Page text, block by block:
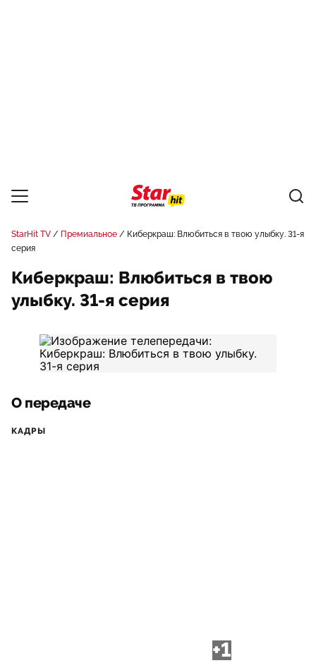
StarHit TV Премиальное
Киберкраш: Влюбиться в твою улыбку. 31-я
серия
Киберкраш: Влюбиться в твою
улыбку. 31-я серия
О передаче
КАДРЫ
+1